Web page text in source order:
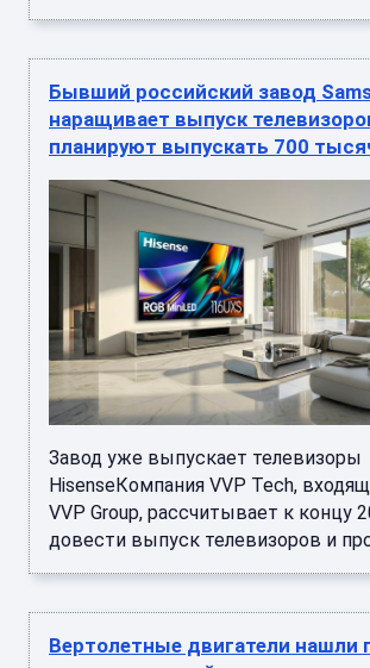
Бывший российский завод
наращивает выпуск
планируют выпускать 700
Завод уже выпускает телевизоры
HisenseКомпания VVP Tech,
VVP Group, рассчитывает к концу
довести выпуск телевизоров и
Вертолетные двигатели нашли